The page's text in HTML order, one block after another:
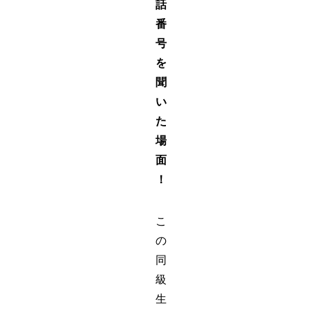
話
番
号
を
聞
い
た
場
面
！
こ
の
同
級
生